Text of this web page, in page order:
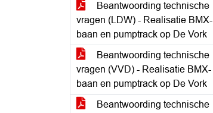
Beantwoording technische
vragen (LDW) - Realisatie BMX-
baan en pumptrack op De Vork
Beantwoording technische
vragen (VVD) - Realisatie BMX-
baan en pumptrack op De Vork
Beantwoording technische